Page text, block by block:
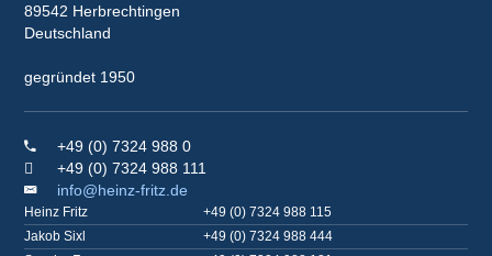
89542 Herbrechtingen
Deutschland
gegründet 1950
+49 (0) 7324 988 0
+49 (0) 7324 988 111
info@heinz-fritz.de
Heinz Fritz
+49 (0) 7324 988 115
Jakob Sixl
+49 (0) 7324 988 444